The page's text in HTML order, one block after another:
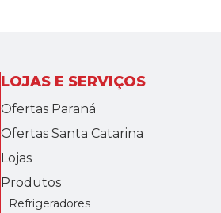
LOJAS E SERVIÇOS
Ofertas Paraná
Ofertas Santa Catarina
Lojas
Produtos
Refrigeradores